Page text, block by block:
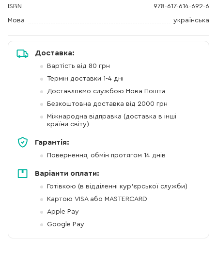
ISBN 978-617-614-692-6
Мова українська
Доставка:
Вартість від 80 грн
Термін доставки 1-4 дні
Доставляємо службою Нова Пошта
Безкоштовна доставка від 2000 грн
Міжнародна відправка (доставка в інші
країни світу)
Гарантія:
Повернення, обмін протягом 14 днів
Варіанти оплати:
Готівкою (в відділенні кур'єрської служби)
Картою VISA або MASTERCARD
Apple Pay
Google Pay